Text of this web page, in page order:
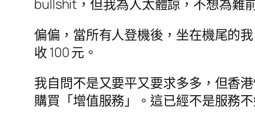
bullshit，但我為人太體諒，不想為難
偏偏，當所有人登機後，坐在機尾的
收 100 元。
我自問不是又要平又要求多多，但香
購買「增值服務」。這已經不是服務